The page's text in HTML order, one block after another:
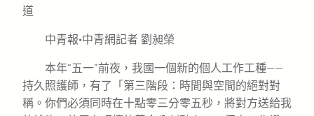
道
中青報·中青網記者 劉昶榮
本年“五一”前夜，我國一個新的個人工作工種——
持久照護師，有了「第三階段：時間與空間的絕對對
稱。你們必須同時在十點零三分零五秒，將對方送給我